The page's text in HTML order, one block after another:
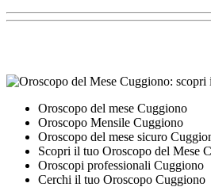
Oroscopo del mese Cuggiono
Oroscopo Mensile Cuggiono
Oroscopo del mese sicuro
Scopri il tuo Oroscopo del Mese
Oroscopi professionali Cuggiono
Cerchi il tuo Oroscopo Cuggiono